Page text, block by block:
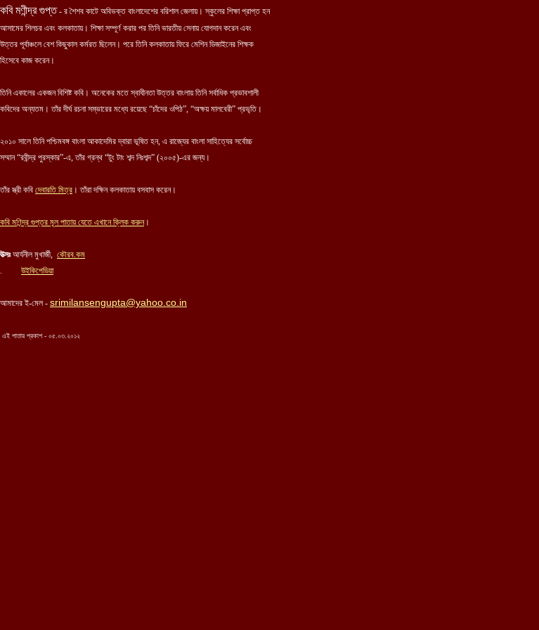
কবি মণীন্দ্র গুপ্ত- র শৈশব কাটে অবিভক্ত বাংলাদেশের বরিশাল জেলায়। স্কুলের শিক্ষা প্রাপ্ত হন
আসামের শিলচর এবং কলকাতায়। শিক্ষা সম্পূর্ণ করার পর তিনি ভারতীয় সেনায় যোগদান করেন এবং
উত্তর পূর্বাঞ্চলে বেশ কিছুকাল কর্মরত ছিলেন। পরে তিনি কলকাতায় ফিরে মেশিন ডিজাইনের শিক্ষক
হিসেবে কাজ করেন।
তিনি একালের একজন বিশিষ্ট কবি। অনেকের মতে স্বাধীনতা উত্তর বাংলায় তিনি সর্বাধিক প্রভাবশালী
কবিদের অন্যতম। তাঁর দীর্ঘ রচনা সম্ভারের মধ্যে রয়েছে “চাঁদের ওপিঠ”, “অক্ষয় মালবেরী” প্রভৃতি।
২০১০ সালে তিনি পশ্চিমবঙ্গ বাংলা আকাদেমির দ্বারা ভূষিত হন, এ রাজ্যের বাংলা সাহিত্যের সর্বোচ্চ
সম্মান “রবীন্দ্র পুরস্কার”-এ, তাঁর গ্রন্থ “টুং টাং শব্দ নিঃশব্দ” (২০০৫)-এর জন্য।
তাঁর স্ত্রী কবি দেবারতি মিত্র । তাঁরা দক্ষিন কলকাতায় বসবাস করেন।
কবি মণিন্দ্র গুপ্তর মূল পাতায় যেতে এখানে ক্লিক করুন।
উত্সঃআর্যনীল মুখার্জী, কৌরব.কম
. উইকিপেডিয়া
আমাদের ই-মেল - srimilansengupta@yahoo.co.in
এই পাতার প্রকাশ - ০৫.০৩.২০১২